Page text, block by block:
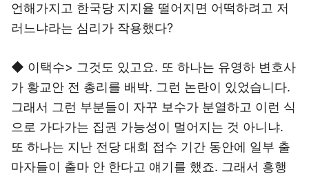
언해가지고 한국당 지지율 떨어지면 어떡하려고 저
러느냐라는 심리가 작용했다?
◆ 이택수> 그것도 있고요. 또 하나는 유영하 변호사
가 황교안 전 총리를 배박. 그런 논란이 있었습니다.
그래서 그런 부분들이 자꾸 보수가 분열하고 이런 식
으로 가다가는 집권 가능성이 멀어지는 것 아니냐.
또 하나는 지난 전당 대회 접수 기간 동안에 일부 출
마자들이 출마 안 한다고 얘기를 했죠. 그래서 흥행